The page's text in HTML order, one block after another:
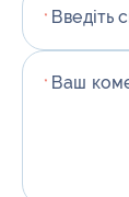
* Введіть
* Ваш